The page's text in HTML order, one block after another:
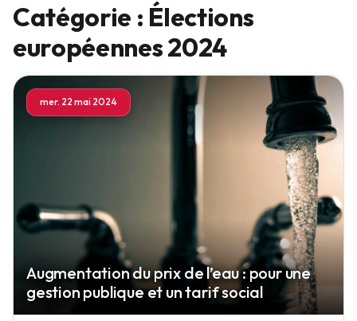
Catégorie : Élections
européennes 2024
mer. 22 mai 2024
Augmentation du prix de l’eau : pour une
gestion publique et un tarif social